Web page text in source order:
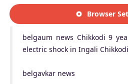
Browser
belgaum news Chikkodi 9
electric shock in Ingali
belgavkar news